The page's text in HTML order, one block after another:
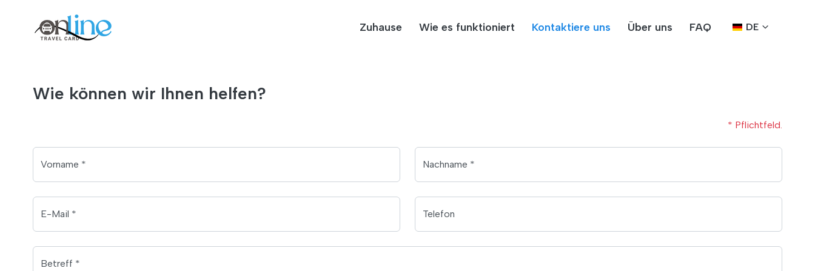
Zuhause Wie es funktioniert Kontaktiere uns Über uns FAQ DE
Wie können wir Ihnen helfen?
* Pflichtfeld.
Vorname * Nachname *
E-Mail * Telefon
Betreff *